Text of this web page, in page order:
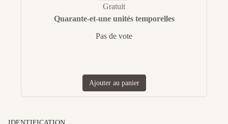
Gratuit
Quarante-et-une unités temporelles
Pas de vote
Ajouter au panier